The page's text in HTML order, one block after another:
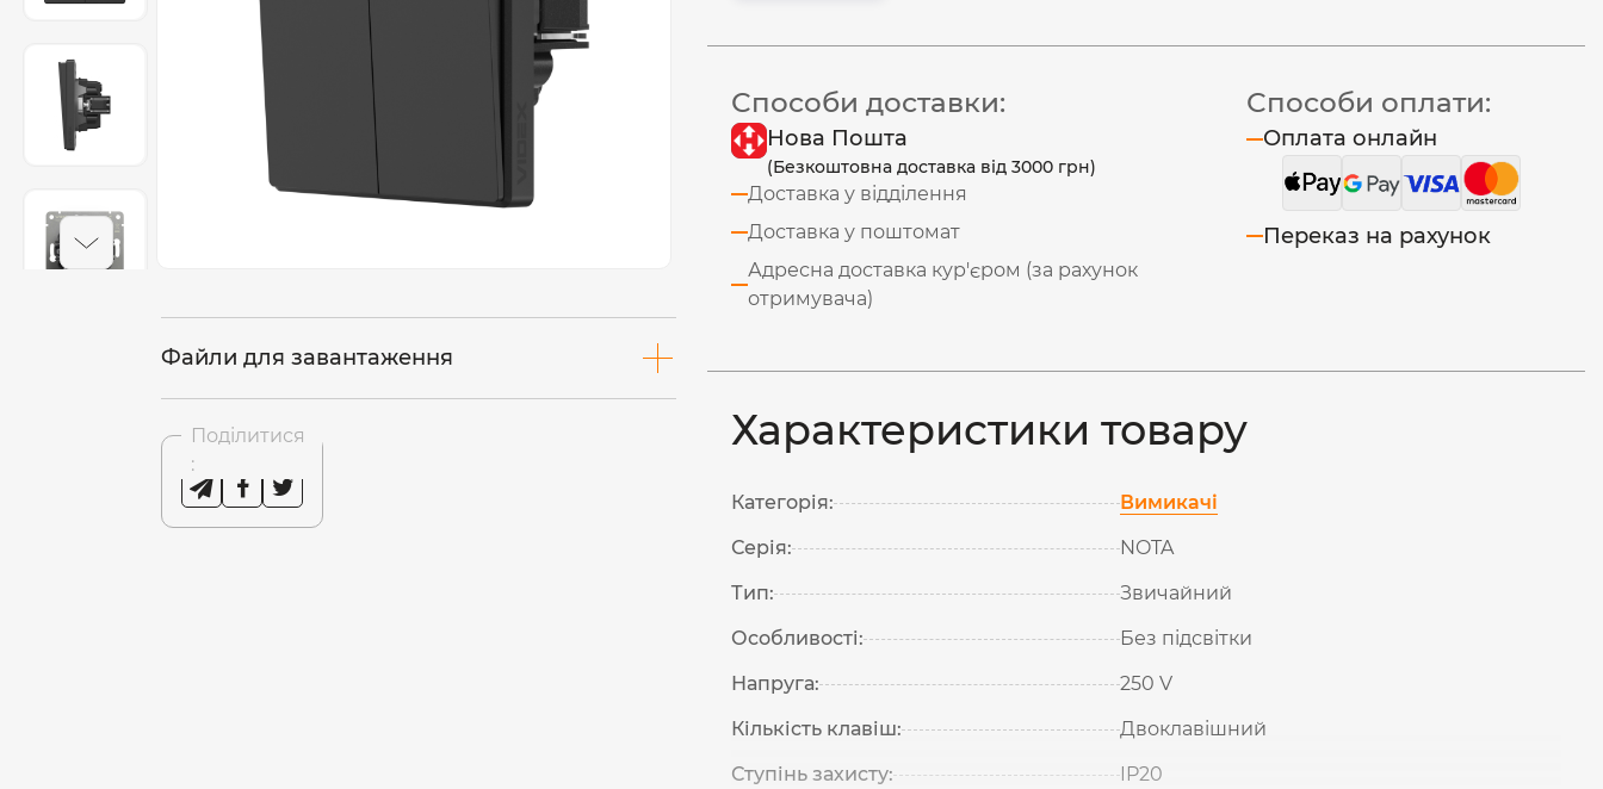
Файли для завантаження
Поділитися
:
Способи доставки:
Нова Пошта
(Безкоштовна доставка від 3000 грн)
Доставка у відділення
Доставка у поштомат
Адресна доставка кур'єром (за рахунок
отримувача)
Способи оплати:
Оплата онлайн
Переказ на рахунок
Характеристики товару
Категорія:
Вимикачі
Серія:
NOTA
Тип:
Звичайний
Особливості:
Без підсвітки
Напруга:
250 V
Кількість клавіш:
Двоклавішний
Ступінь захисту:
IP20